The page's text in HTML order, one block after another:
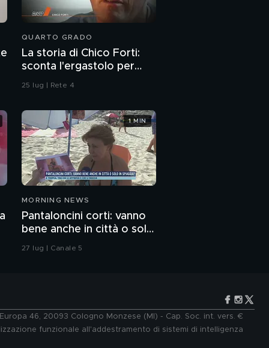
QUARTO GRADO
La storia di Chico Forti:
sconta l'ergastolo per
omicidio
25 lug | Rete 4
MORNING NEWS
Pantaloncini corti: vanno
bene anche in città o solo
in spiaggia?
27 lug | Canale 5
1 MIN
46, 20093 Cologno Monzese (MI) - Cap. Soc. int. vers. €
funzionale all'addestramento di sistemi di intelligenza